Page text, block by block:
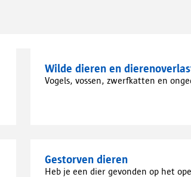
Wilde dieren en
Vogels, vossen, zwerfkatten en
Gestorven dieren
Heb je een dier gevonden op het